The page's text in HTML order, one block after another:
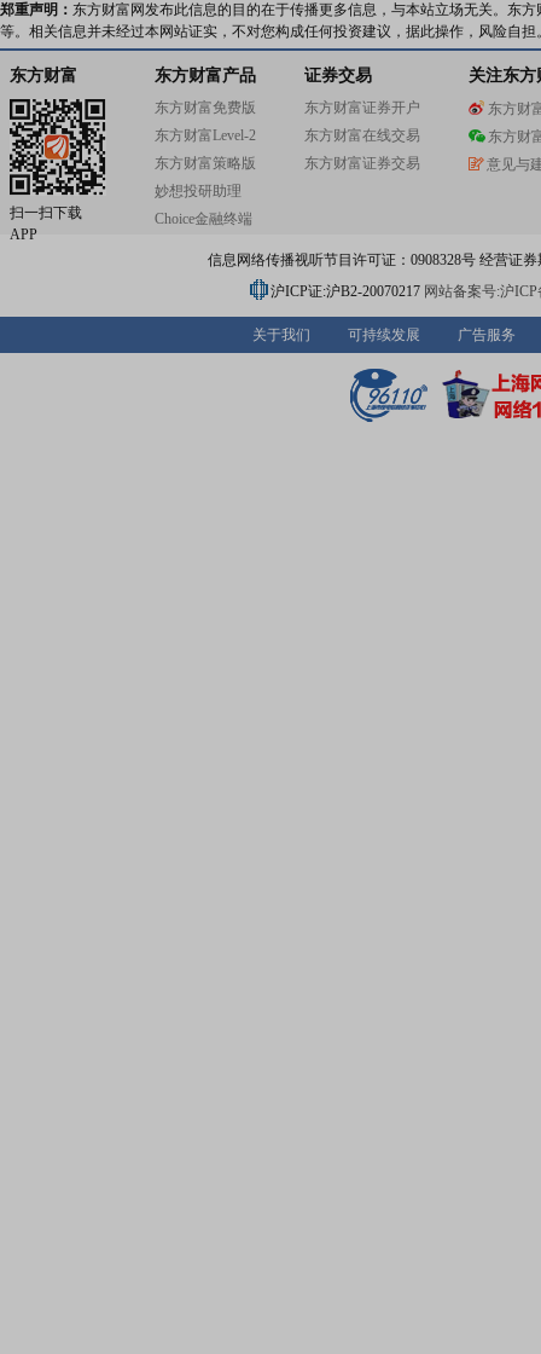
郑重声明： 东方财富网发布此信息的目的在于传播更多信息，与本站立场无关。东
等。相关信息并未经过本网站证实，不对您构成任何投资建议，据此操作，风险自担